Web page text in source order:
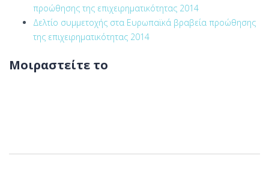
προώθησης της επιχειρηματικότητας 2014
Δελτίο συμμετοχής στα Ευρωπαϊκά βραβεία προώθησης
της επιχειρηματικότητας 2014
Μοιραστείτε το